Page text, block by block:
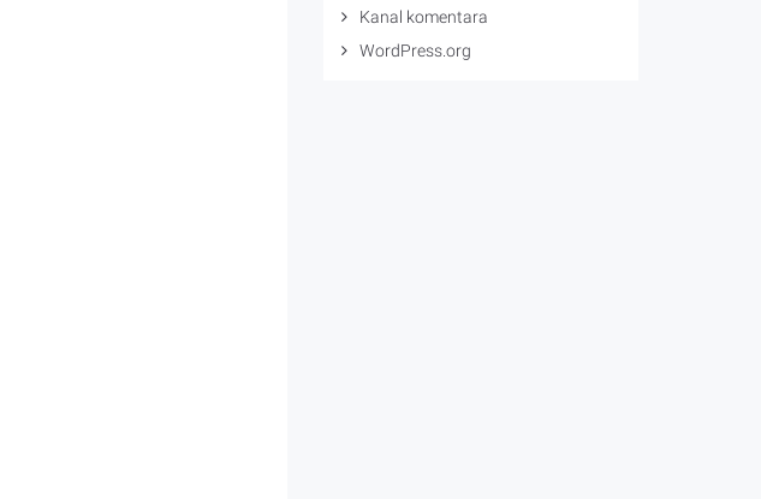
Kanal komentara
WordPress.org